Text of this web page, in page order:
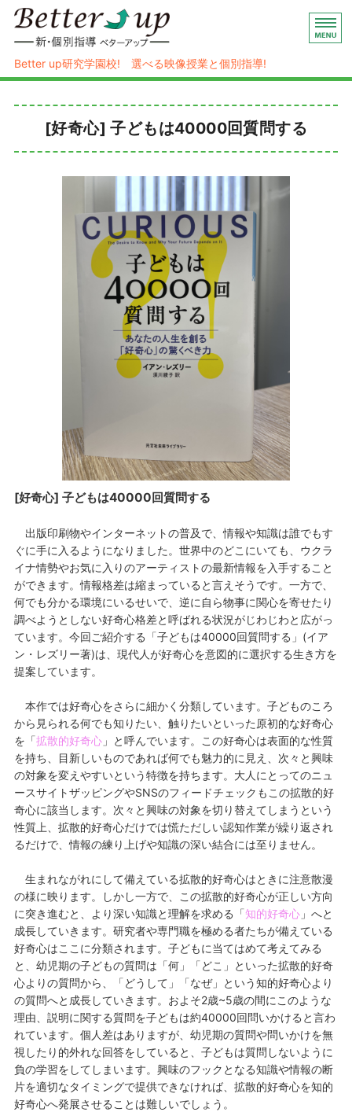
映像授業×個別指導の新・個別
Better up研究学園校! 選べる映像授業と個別指導!
ハイブリッド式個別指導
お問い合わせ/入塾お申し込み
[好奇心] 子どもは40000回質問する
[好奇心] 子どもは40000回質問する
出版印刷物やインターネットの普及で、情報や知識は誰でもす
ぐに手に入るようになりました。世界中のどこにいても、ウクラ
イナ情勢やお気に入りのアーティストの最新情報を入手すること
ができます。情報格差は縮まっていると言えそうです。一方で、
何でも分かる環境にいるせいで、逆に自ら物事に関心を寄せたり
調べようとしない好奇心格差と呼ばれる状況がじわじわと広がっ
ています。今回ご紹介する「子どもは40000回質問する」(イア
ン・レズリー著)は、現代人が好奇心を意図的に選択する生き方を
提案しています。
本作では好奇心をさらに細かく分類しています。子どものころ
から見られる何でも知りたい、触りたいといった原初的な好奇心
を「拡散的好奇心」と呼んでいます。この好奇心は表面的な性質
を持ち、目新しいものであれば何でも魅力的に見え、次々と興味
の対象を変えやすいという特徴を持ちます。大人にとってのニュ
ースサイトザッピングやSNSのフィードチェックもこの拡散的好
奇心に該当します。次々と興味の対象を切り替えてしまうという
性質上、拡散的好奇心だけでは慌ただしい認知作業が繰り返され
るだけで、情報の練り上げや知識の深い結合には至りません。
生まれながれにして備えている拡散的好奇心はときに注意散漫
の様に映ります。しかし一方で、この拡散的好奇心が正しい方向
に突き進むと、より深い知識と理解を求める「知的好奇心」へと
成長していきます。研究者や専門職を極める者たちが備えている
好奇心はここに分類されます。子どもに当てはめて考えてみる
と、幼児期の子どもの質問は「何」「どこ」といった拡散的好奇
心よりの質問から、「どうして」「なぜ」という知的好奇心より
の質問へと成長していきます。およそ2歳~5歳の間にこのような
理由、説明に関する質問を子どもは約40000回問いかけると言わ
れています。個人差はありますが、幼児期の質問や問いかけを無
視したり的外れな回答をしていると、子どもは質問しないように
負の学習をしてしまいます。興味のフックとなる知識や情報の断
片を適切なタイミングで提供できなければ、拡散的好奇心を知的
好奇心へ発展させることは難しいでしょう。